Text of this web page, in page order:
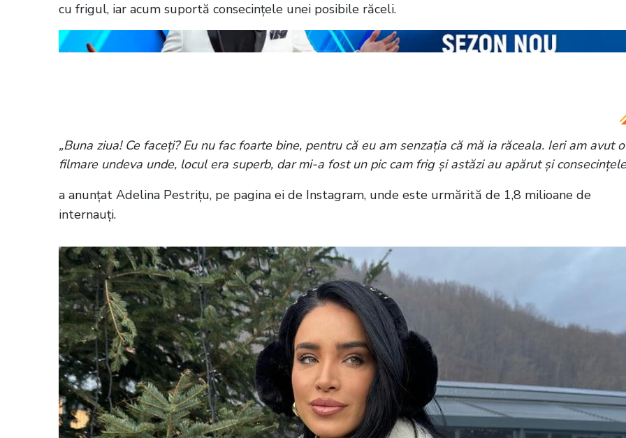
cu frigul, iar acum suportă consecințele unei posibile răceli.
„Buna ziua! Ce faceți? Eu nu fac foarte bine, pentru că eu am senzația că mă ia răceala. Ieri am avut o
filmare undeva unde, locul era superb, dar mi-a fost un pic cam frig și astăzi au apărut și
a anunțat Adelina Pestrițu, pe pagina ei de Instagram, unde este urmărită de 1,8 milioane de
internauți.